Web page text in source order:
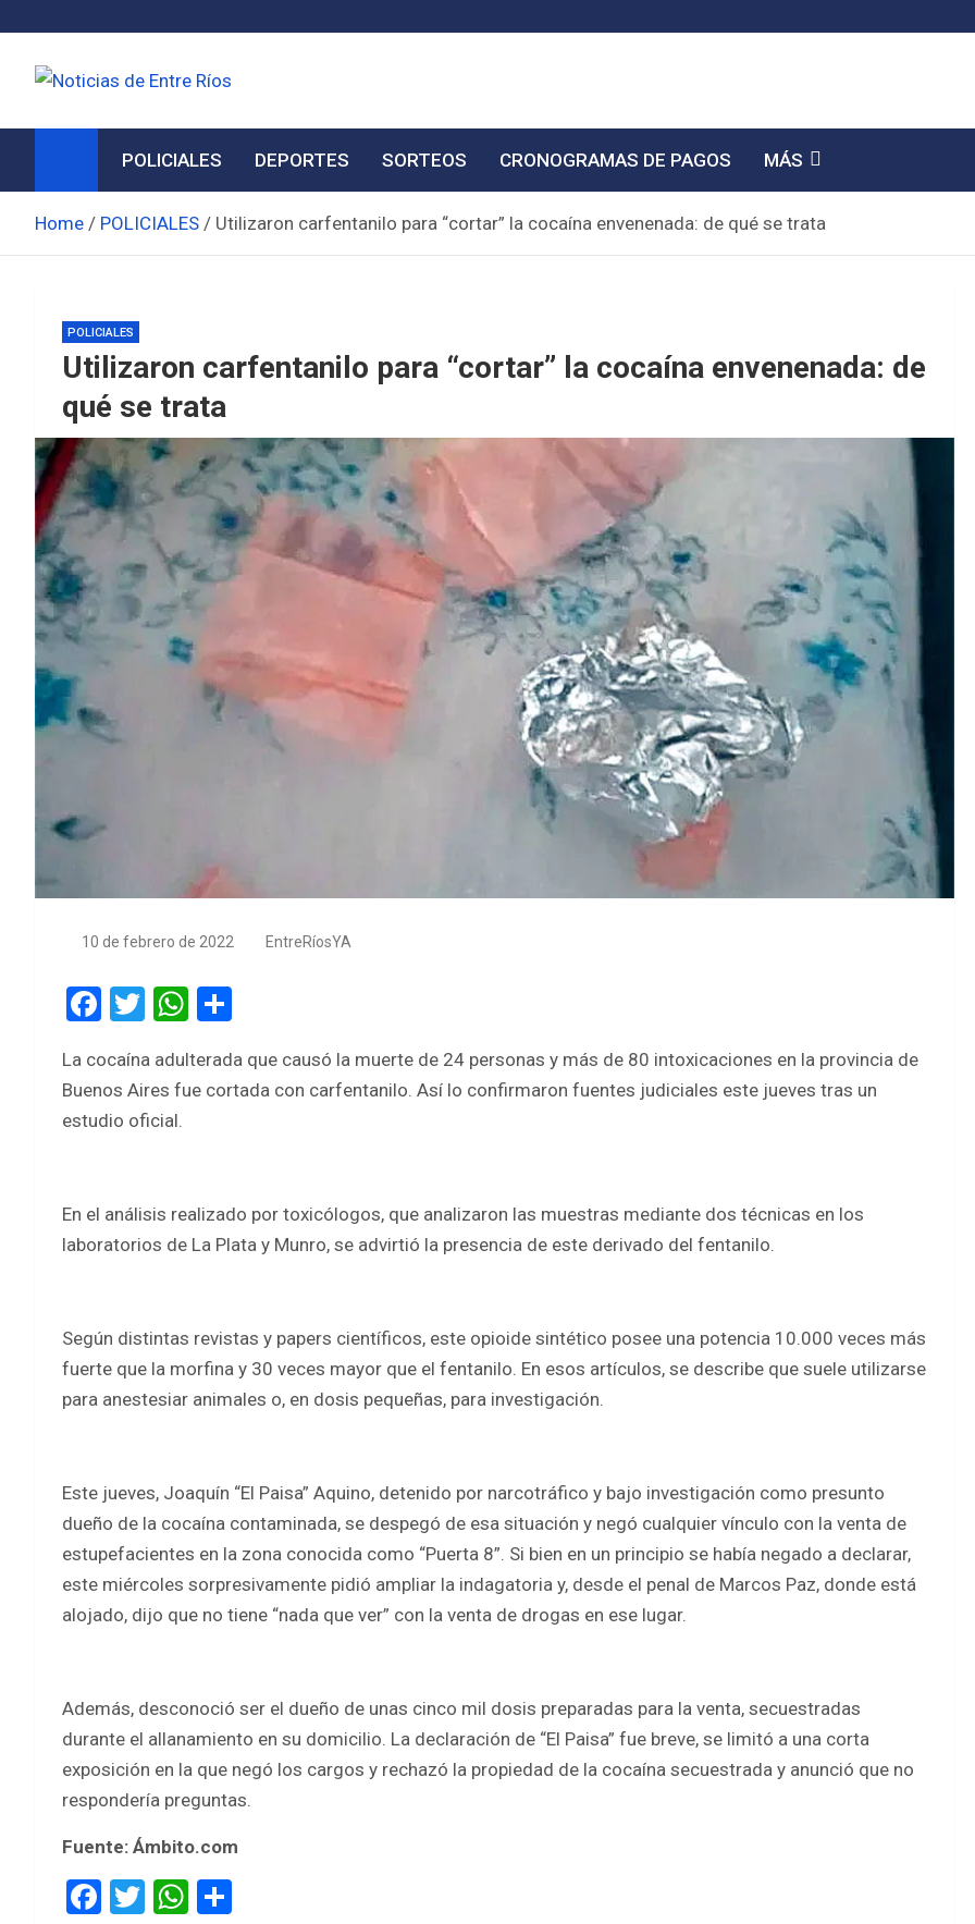
content
Noticias de Entre Ríos
POLICIALES DEPORTES SORTEOS CRONOGRAMAS DE PAGOS MÁS
Home POLICIALES Utilizaron carfentanilo para “cortar” la cocaína envenenada: de qué se trata
POLICIALES
Utilizaron carfentanilo para “cortar” la cocaína envenenada: de
qué se trata
10 de febrero de 2022 EntreRíosYA
F
ce
b
k
T
tt
er
W
at
s
p
ar
e
La cocaína adulterada que causó la muerte de 24 personas y más de 80 intoxicaciones en la provincia de
Buenos Aires fue cortada con carfentanilo. Así lo confirmaron fuentes judiciales este jueves tras un
estudio oficial.
En el análisis realizado por toxicólogos, que analizaron las muestras mediante dos técnicas en los
laboratorios de La Plata y Munro, se advirtió la presencia de este derivado del fentanilo.
Según distintas revistas y papers científicos, este opioide sintético posee una potencia 10.000 veces más
fuerte que la morfina y 30 veces mayor que el fentanilo. En esos artículos, se describe que suele utilizarse
para anestesiar animales o, en dosis pequeñas, para investigación.
Este jueves, Joaquín “El Paisa” Aquino, detenido por narcotráfico y bajo investigación como presunto
dueño de la cocaína contaminada, se despegó de esa situación y negó cualquier vínculo con la venta de
estupefacientes en la zona conocida como “Puerta 8”. Si bien en un principio se había negado a declarar,
este miércoles sorpresivamente pidió ampliar la indagatoria y, desde el penal de Marcos Paz, donde está
alojado, dijo que no tiene “nada que ver” con la venta de drogas en ese lugar.
Además, desconoció ser el dueño de unas cinco mil dosis preparadas para la venta, secuestradas
durante el allanamiento en su domicilio. La declaración de “El Paisa” fue breve, se limitó a una corta
exposición en la que negó los cargos y rechazó la propiedad de la cocaína secuestrada y anunció que no
respondería preguntas.
Fuente: Ámbito.com
F
T
W